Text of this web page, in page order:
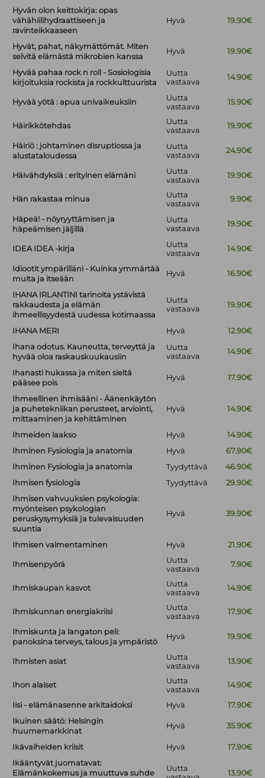
Hyvän olon keittokirja: opas
vähähiilihydraattiseen ja
ravinteikkaaseen
Hyvä 19.90€
Hyvät, pahat, näkymättömät. Miten
selvitä elämästä mikrobien kanssa
Hyvä 19.90€
Hyvää pahaa rock n roll - Sosiologisia
kirjoituksia rockista ja rockkulttuurista
Uutta
vastaava
14.90€
Hyvää yötä : apua univaikeuksiin
Uutta
vastaava
15.90€
Häirikkötehdas
Uutta
vastaava
19.90€
Häiriö : johtaminen disruptiossa ja
alustataloudessa
Uutta
vastaava
24.90€
Häivähdyksiä : erityinen elämäni
Uutta
vastaava
19.90€
Hän rakastaa minua
Uutta
vastaava
9.90€
Häpeä! - nöyryyttämisen ja
häpeämisen jäljillä
Uutta
vastaava
19.90€
IDEA IDEA -kirja
Uutta
vastaava
14.90€
Idiootit ympärilläni - Kuinka ymmärtää
muita ja itseään
Hyvä 16.90€
IHANA IRLANTINI tarinoita ystävistä
rakkaudesta ja elämän
ihmeellisyydestä uudessa kotimaassa
Uutta
vastaava
19.90€
IHANA MERI Hyvä
12.90€
Ihana odotus. Kauneutta, terveyttä ja
hyvää oloa raskauskuukausiin
Uutta
vastaava
14.90€
Ihanasti hukassa ja miten sieltä
pääsee pois
Hyvä 17.90€
Ihmeellinen ihmisääni - Äänenkäytön
ja puhetekniikan perusteet, arviointi,
mittaaminen ja kehittäminen
Hyvä 14.90€
Ihmeiden laakso Hyvä
14.90€
Ihminen Fysiologia ja anatomia
Hyvä
67.90€
Ihminen Fysiologia ja anatomia
Tyydyttävä
46.90€
Ihmisen fysiologia
Tyydyttävä
29.90€
Ihmisen vahvuuksien psykologia:
myönteisen psykologian
peruskysymyksiä ja tulevaisuuden
suuntia
Hyvä 39.90€
Ihmisen valmentaminen Hyvä 21.90€
Ihmisenpyörä
Uutta
vastaava
7.90€
Ihmiskaupan kasvot
Uutta
vastaava
14.90€
Ihmiskunnan energiakriisi
Uutta
vastaava
17.90€
Ihmiskunta ja langaton peli:
panoksina terveys, talous ja ympäristö
Hyvä 19.90€
Ihmisten asiat
Uutta
vastaava
13.90€
Ihon alaiset
Uutta
vastaava
14.90€
Iisi - elämänasenne arkitaidoksi Hyvä
17.90€
Ikuinen säätö: Helsingin
huumemarkkinat
Hyvä 35.90€
Ikävaiheiden kriisit Hyvä
17.90€
Ikääntyvät juomatavat:
Elämänkokemus ja muuttuva suhde
Uutta
13.90€